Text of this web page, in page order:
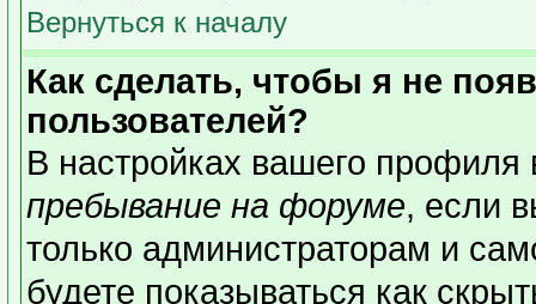
Вернуться к началу
Как сделать, чтобы я не
пользователей?
В настройках вашего
пребывание на форуме, если
только администраторам и
будете показываться как